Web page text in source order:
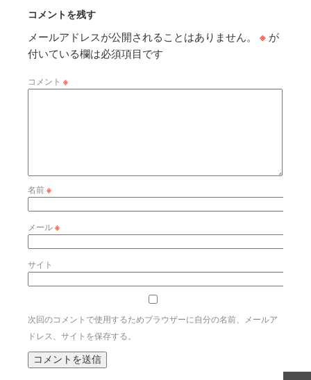
コメントを残す
メールアドレスが公開されることはありません。 ※ が
付いている欄は必須項目です
コメント ※
名前※
メール※
サイト
次回のコメントで使用するためブラウザーに自分の名前、メールア
ドレス、サイトを保存する。